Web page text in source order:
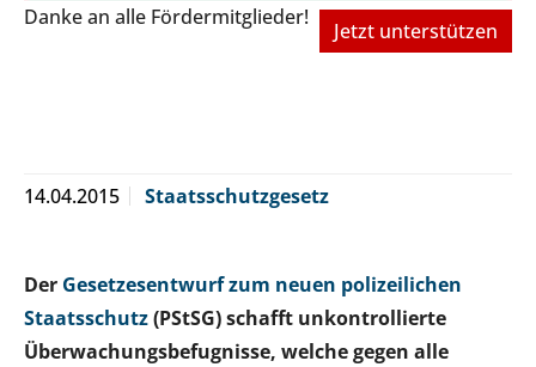
Danke an alle Fördermitglieder!
Jetzt unterstützen
14.04.2015 Staatsschutzgesetz
Der Gesetzesentwurf zum neuen polizeilichen
Staatsschutz(PStSG) schafft unkontrollierte
Überwachungsbefugnisse, welche gegen alle